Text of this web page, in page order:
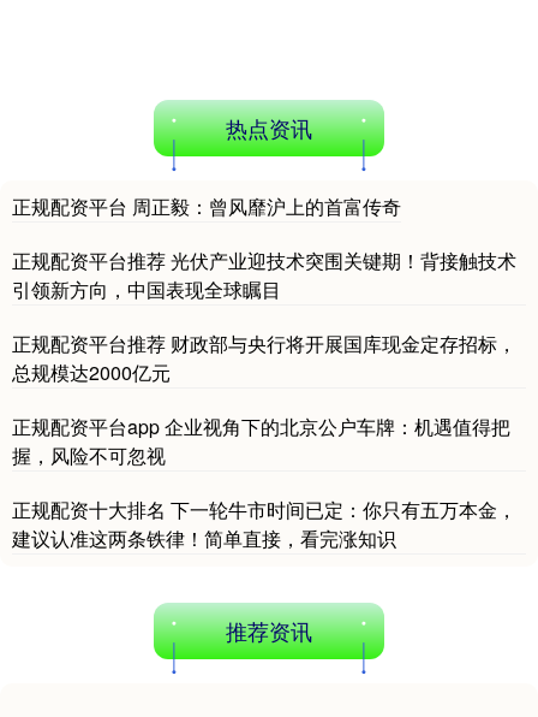
热点资讯
正规配资平台 周正毅：曾风靡沪上的首富传奇
正规配资平台推荐 光伏产业迎技术突围关键期！背接触技术
引领新方向，中国表现全球瞩目
正规配资平台推荐 财政部与央行将开展国库现金定存招标，
总规模达2000亿元
正规配资平台app 企业视角下的北京公户车牌：机遇值得把
握，风险不可忽视
正规配资十大排名 下一轮牛市时间已定：你只有五万本金，
建议认准这两条铁律！简单直接，看完涨知识
推荐资讯